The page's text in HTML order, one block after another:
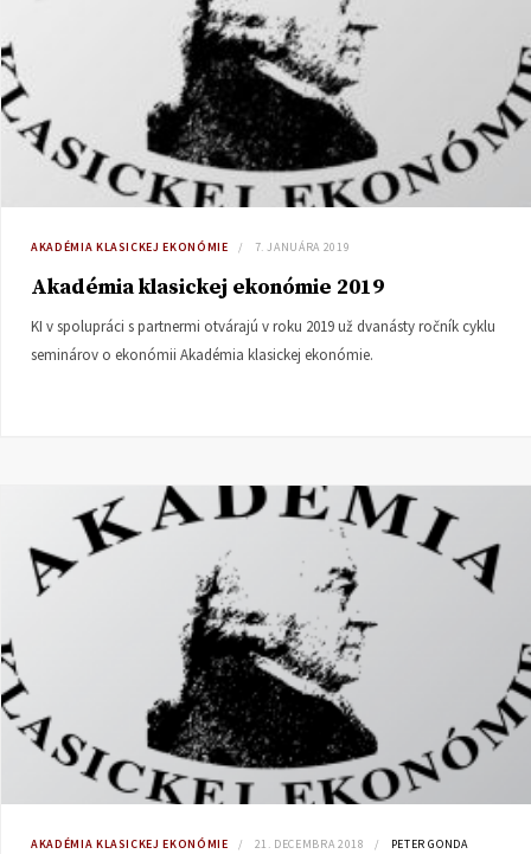
AKADÉMIA KLASICKEJ EKONÓMIE 7. JANUÁRA 2019
Akadémia klasickej ekonómie 2019
KI v spolupráci s partnermi otvárajú v roku 2019 už dvanásty ročník cyklu
seminárov o ekonómii Akadémia klasickej ekonómie.
AKADÉMIA KLASICKEJ EKONÓMIE 21. DECEMBRA 2018 PETER GONDA